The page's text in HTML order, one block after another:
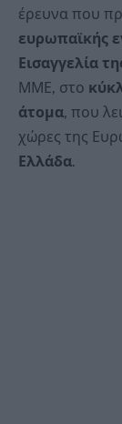
έρευνα που
ευρωπαϊκής
Εισαγγελία
ΜΜΕ, στο
άτομα, που
χώρες της
Ελλάδα.